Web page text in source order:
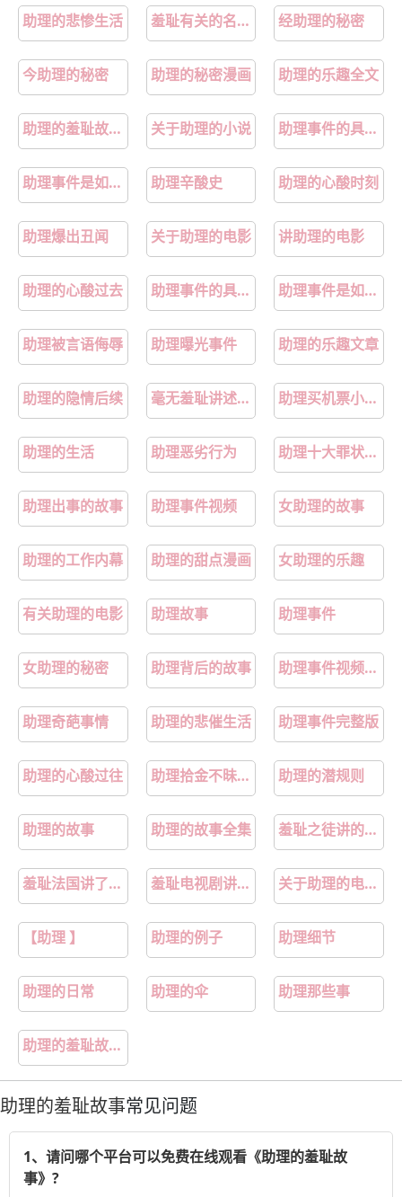
助理的悲惨生活 羞耻有关的名人故事 经助理的秘密
今助理的秘密 助理的秘密漫画 助理的乐趣全文
助理的羞耻故事在线观看 关于助理的小说 助理事件的具体细节有哪些
助理事件是如何曝光的 助理辛酸史 助理的心酸时刻
助理爆出丑闻 关于助理的电影 讲助理的电影
助理的心酸过去 助理事件的具体细节是什么 助理事件是如何被曝光的
助理被言语侮辱 助理曝光事件 助理的乐趣文章
助理的隐情后续 毫无羞耻讲述的什么故事 助理买机票小故事
助理的生活 助理恶劣行为 助理十大罪状有哪些
助理出事的故事 助理事件视频 女助理的故事
助理的工作内幕 助理的甜点漫画 女助理的乐趣
有关助理的电影 助理故事 助理事件
女助理的秘密 助理背后的故事 助理事件视频完整版
助理奇葩事情 助理的悲催生活 助理事件完整版
助理的心酸过往 助理拾金不昧被诬陷剧情 助理的潜规则
助理的故事 助理的故事全集 羞耻之徒讲的什么故事
羞耻法国讲了什么故事 羞耻电视剧讲述了什么故事 关于助理的电视剧韩国
【助理 】 助理的例子 助理细节
助理的日常 助理的伞 助理那些事
助理的羞耻故事小说
助理的羞耻故事常见问题
1、请问哪个平台可以免费在线观看《助理的羞耻故
事》?